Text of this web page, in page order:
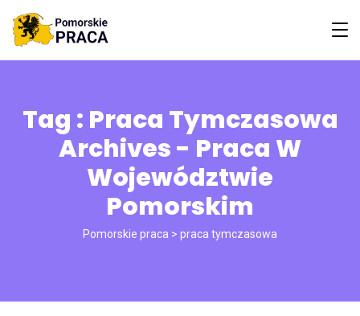
Tag : Praca Tymczasowa
Archives - Praca W
Województwie
Pomorskim
Pomorskie praca > praca tymczasowa